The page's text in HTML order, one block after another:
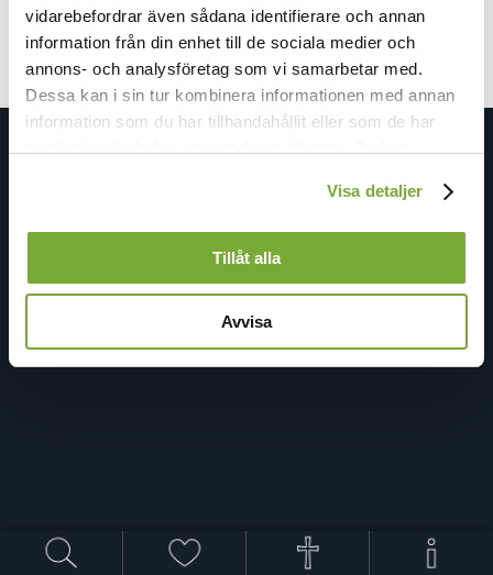
vidarebefordrar även sådana identifierare och annan
information från din enhet till de sociala medier och
annons- och analysföretag som vi samarbetar med.
Dessa kan i sin tur kombinera informationen med annan
information som du har tillhandahållit eller som de har
-länken i nedre delen
Visa detaljer
Tillåt alla
Avvisa